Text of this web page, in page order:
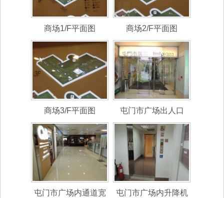
商场1/F平面图 商场2/F平面图
商场3/F平面图 屯门市广场出人口
屯门市广场内通道宽
屯门市广场内升降机